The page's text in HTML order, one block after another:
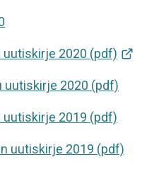
uutiskirje 2020 (pdf)
uutiskirje 2020 (pdf)
uutiskirje 2019 (pdf)
uutiskirje 2019 (pdf)